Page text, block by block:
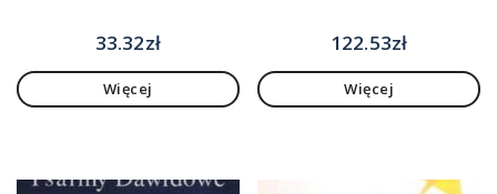
33.32zł
Więcej
122.53zł
Więcej